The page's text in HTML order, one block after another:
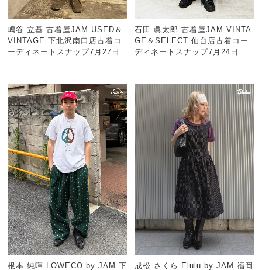
嶋谷 立基 古着屋JAM USED＆
VINTAGE 下北沢南口店古着コ
ーディネートスナップ7月27日
石田 眞太郎 古着屋JAM VINTA
GE＆SELECT 仙台店古着コー
ディネートスナップ7月24日
根本 純暉 LOWECO by JAM 下
成松 さくら Elulu by JAM 福岡